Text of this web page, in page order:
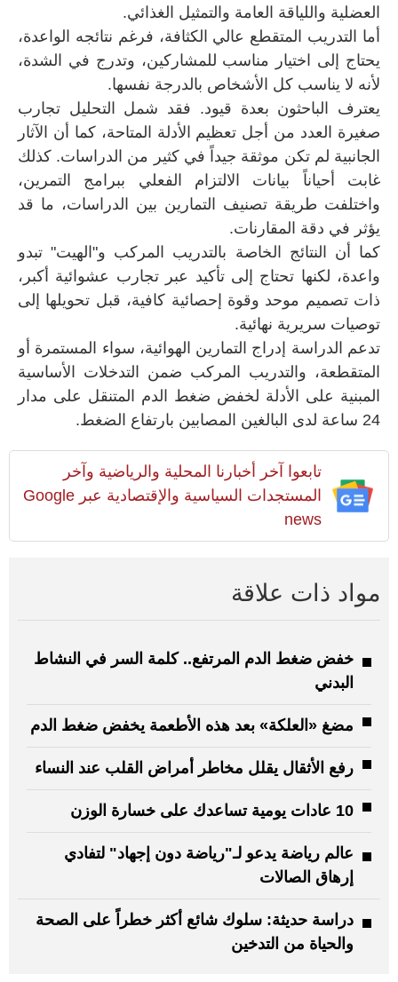
العضلية واللياقة العامة والتمثيل الغذائي.
أما التدريب المتقطع عالي الكثافة، فرغم نتائجه الواعدة،
يحتاج إلى اختيار مناسب للمشاركين، وتدرج في الشدة،
لأنه لا يناسب كل الأشخاص بالدرجة نفسها.
يعترف الباحثون بعدة قيود. فقد شمل التحليل تجارب
صغيرة العدد من أجل تعظيم الأدلة المتاحة، كما أن الآثار
الجانبية لم تكن موثقة جيداً في كثير من الدراسات. كذلك
غابت أحياناً بيانات الالتزام الفعلي ببرامج التمرين،
واختلفت طريقة تصنيف التمارين بين الدراسات، ما قد
يؤثر في دقة المقارنات.
كما أن النتائج الخاصة بالتدريب المركب و"الهيت" تبدو
واعدة، لكنها تحتاج إلى تأكيد عبر تجارب عشوائية أكبر،
ذات تصميم موحد وقوة إحصائية كافية، قبل تحويلها إلى
توصيات سريرية نهائية.
تدعم الدراسة إدراج التمارين الهوائية، سواء المستمرة أو
المتقطعة، والتدريب المركب ضمن التدخلات الأساسية
المبنية على الأدلة لخفض ضغط الدم المتنقل على مدار
24 ساعة لدى البالغين المصابين بارتفاع الضغط.
تابعوا آخر أخبارنا المحلية والرياضية وآخر
المستجدات السياسية والإقتصادية عبر Google
news
مواد ذات علاقة
خفض ضغط الدم المرتفع.. كلمة السر في النشاط
البدني
مضغ «العلكة» بعد هذه الأطعمة يخفض ضغط الدم
رفع الأثقال يقلل مخاطر أمراض القلب عند النساء
10 عادات يومية تساعدك على خسارة الوزن
عالم رياضة يدعو لـ"رياضة دون إجهاد" لتفادي
إرهاق الصالات
دراسة حديثة: سلوك شائع أكثر خطراً على الصحة
والحياة من التدخين